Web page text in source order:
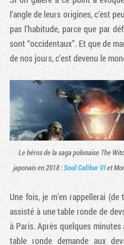
l’angle de leurs origines, c’est
pas l’habitude, parce que par
sont “occidentaux”. Et que de
de nos jours, c’est devenu le
Le héros de la saga polonaise The
japonais en 2018 :Soul Calibur VIet
Une fois, je m’en rappellerai
assisté à une table ronde de
à Paris. Après quelques minutes
table ronde demande aux